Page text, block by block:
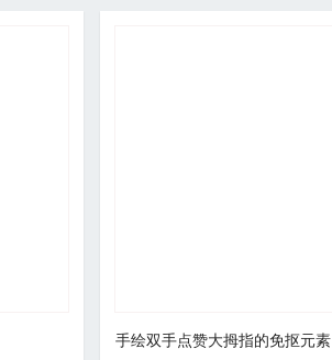
手绘双手点赞大拇指的免抠元素